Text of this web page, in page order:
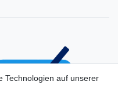
Technologien auf unserer